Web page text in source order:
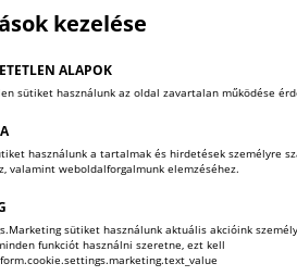
kezelése
ALAPOK
sütiket használunk az oldal zavartalan működése
használunk a tartalmak és hirdetések személyre
valamint weboldalforgalmunk elemzéséhez.
sütiket használunk aktuális akcióink
funkciót használni szeretne, ezt kell
tavalyi, öt évre kötött